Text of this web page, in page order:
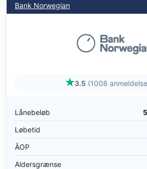
Bank Norwegian
3.5 (1008
Lånebeløb
Løbetid
ÅOP
Aldersgrænse